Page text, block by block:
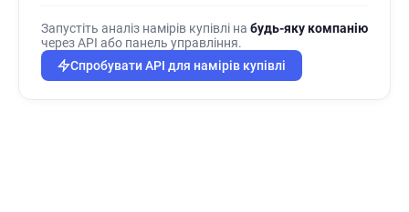
Запустіть аналіз намірів купівлі на будь-яку компанію
через API або панель управління.
Спробувати API для намірів купівлі